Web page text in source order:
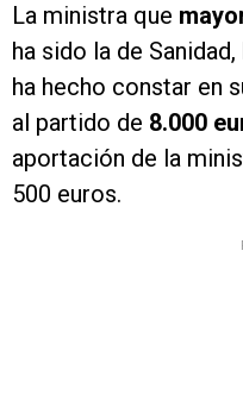
La ministra que
ha sido la de Sanidad,
ha hecho constar en
al partido de 8.000
aportación de la
500 euros.